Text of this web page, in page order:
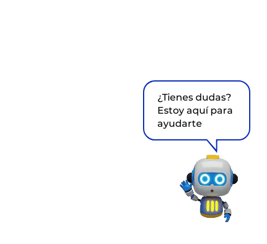
¿Tienes dudas?
Estoy aquí para
ayudarte